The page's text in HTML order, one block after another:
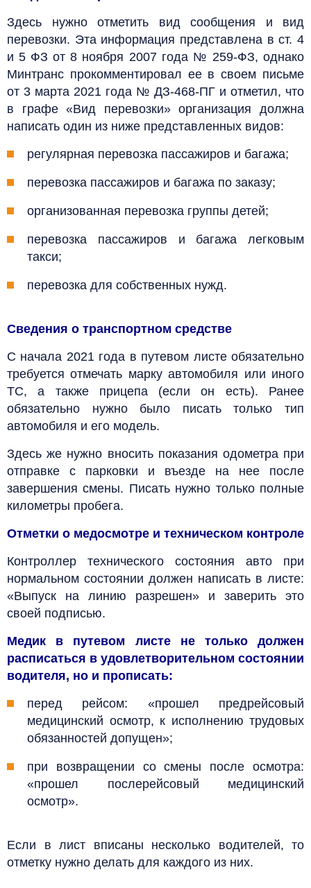
Здесь нужно отметить вид сообщения и вид
перевозки. Эта информация представлена в ст. 4
и 5 ФЗ от 8 ноября 2007 года № 259-ФЗ, однако
Минтранс прокомментировал ее в своем письме
от 3 марта 2021 года № ДЗ-468-ПГ и отметил, что
в графе «Вид перевозки» организация должна
написать один из ниже представленных видов:
регулярная перевозка пассажиров и багажа;
перевозка пассажиров и багажа по заказу;
организованная перевозка группы детей;
перевозка пассажиров и багажа легковым
такси;
перевозка для собственных нужд.
Сведения о транспортном средстве
С начала 2021 года в путевом листе обязательно
требуется отмечать марку автомобиля или иного
ТС, а также прицепа (если он есть). Ранее
обязательно нужно было писать только тип
автомобиля и его модель.
Здесь же нужно вносить показания одометра при
отправке с парковки и въезде на нее после
завершения смены. Писать нужно только полные
километры пробега.
Отметки о медосмотре и техническом контроле
Контроллер технического состояния авто при
нормальном состоянии должен написать в листе:
«Выпуск на линию разрешен» и заверить это
своей подписью.
Медик в путевом листе не только должен
расписаться в удовлетворительном состоянии
водителя, но и прописать:
перед рейсом: «прошел предрейсовый
медицинский осмотр, к исполнению трудовых
обязанностей допущен»;
при возвращении со смены после осмотра:
«прошел послерейсовый медицинский
осмотр».
Если в лист вписаны несколько водителей, то
отметку нужно делать для каждого из них.